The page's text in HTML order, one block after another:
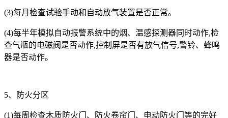
(3)每月检查试验手动和自动放气装置是否正常。
(4)每半年模拟自动报警系统中的烟、温感探测器同时动作,检
查气瓶的电磁阀是否动作,控制屏是否有放气信号,警铃、蜂鸣
器是否动作。
5、防火分区
(1)每周检查木质防火门、防火卷帘门、电动防火门等的完好